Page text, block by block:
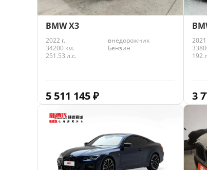
BMW X3
2022 г.
внедорожник
34200 км.
Бензин
251.53 л.с.
5 511 145₽
2021
192
3